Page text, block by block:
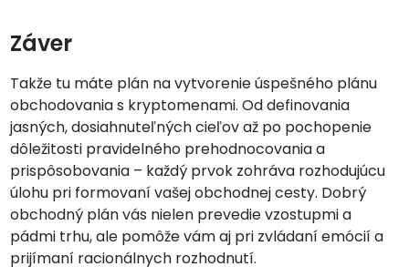
Záver
Takže tu máte plán na vytvorenie úspešného plánu
obchodovania s kryptomenami. Od definovania
jasných, dosiahnuteľných cieľov až po pochopenie
dôležitosti pravidelného prehodnocovania a
prispôsobovania – každý prvok zohráva rozhodujúcu
úlohu pri formovaní vašej obchodnej cesty. Dobrý
obchodný plán vás nielen prevedie vzostupmi a
pádmi trhu, ale pomôže vám aj pri zvládaní emócií a
prijímaní racionálnych rozhodnutí.